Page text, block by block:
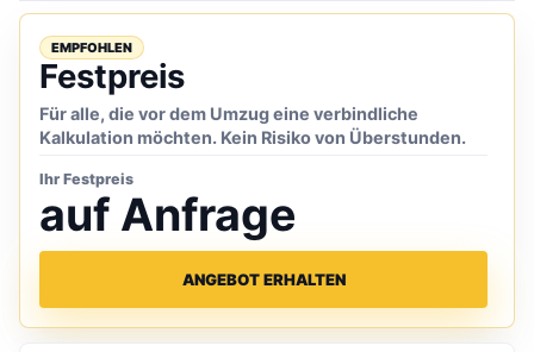
EMPFOHLEN
Festpreis
Für alle, die vor dem Umzug eine verbindliche
Kalkulation möchten. Kein Risiko von Überstunden.
Ihr Festpreis
auf Anfrage
ANGEBOT ERHALTEN